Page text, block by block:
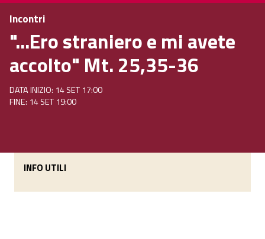
Incontri
"...Ero straniero e mi avete
accolto" Mt. 25,35-36
DATA INIZIO: 14 SET 17:00
FINE: 14 SET 19:00
INFO UTILI